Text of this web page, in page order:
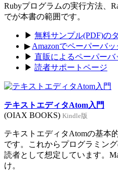
Rubyプログラムの実行方法、
でが本書の範囲です。
▶ 無料サンプル(PDF)の
▶ Amazonでペーパーバ
▶ 直販によるペーパーバ
▶ 読者サポートページ
テキストエディタAtom入門
(OIAX BOOKS) Kindle版
テキストエディタAtomの基本
です。これからプログラミン
読者として想定しています。
け。